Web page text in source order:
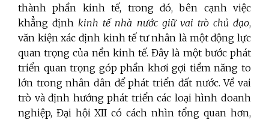
thành phần kinh tế, trong đó, bên cạnh việc
khẳng định kinh tế nhà nước giữ vai trò chủ đạo,
văn kiện xác định kinh tế tư nhân là một động lực
quan trọng của nền kinh tế. Đây là một bước phát
triển quan trọng góp phần khơi gợi tiềm năng to
lớn trong nhân dân để phát triển đất nước. Về vai
trò và định hướng phát triển các loại hình doanh
nghiệp, Đại hội XII có cách nhìn tổng quan hơn,